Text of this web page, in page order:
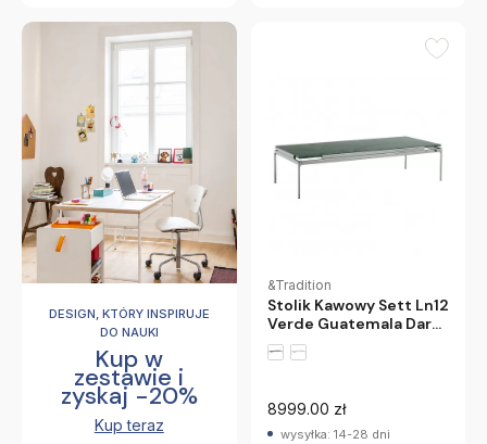
DESIGN, KTÓRY INSPIRUJE
DO NAUKI
Kup w
zestawie i
zyskaj -20%
Kup teraz
&Tradition
Stolik Kawowy Sett Ln12
Verde Guatemala Dark
Chrome Andtradition
8999.00 zł
wysyłka: 14-28 dni